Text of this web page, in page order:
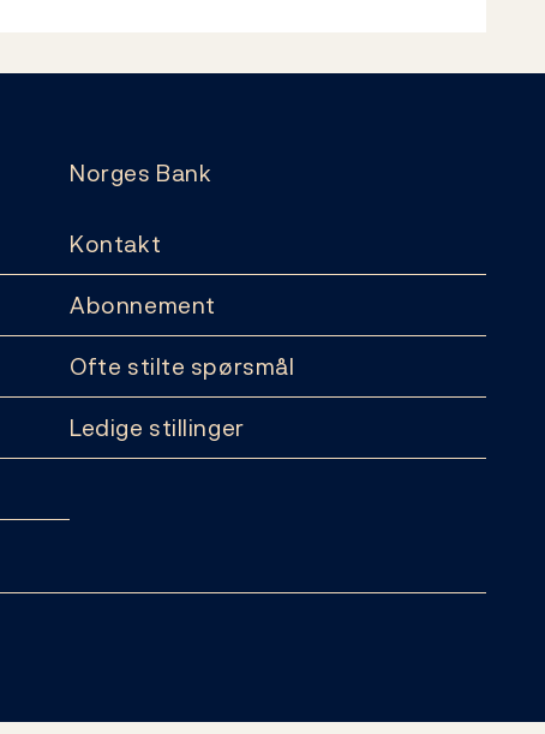
Norges Bank
Kontakt
Abonnement
Ofte stilte spørsmål
Ledige stillinger